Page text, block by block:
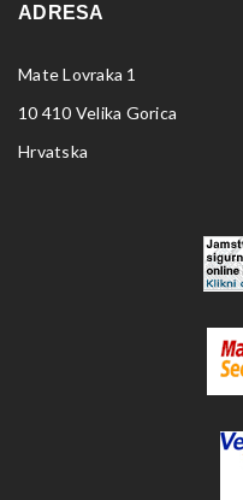
ADRESA
Mate Lovraka 1
10 410 Velika Gorica
Hrvatska